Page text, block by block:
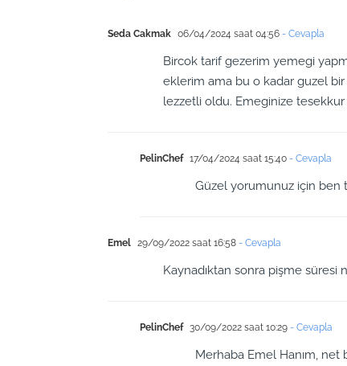
Seda Cakmak 06/04/2024 saat 04:56 - Cevapla
Bircok tarif gezerim yemegi
eklerim ama bu o kadar guzel
lezzetli oldu. Emeginize
PelinChef 17/04/2024 saat 15:40 - Cevapla
Güzel yorumunuz için ben
Emel 29/09/2022 saat 16:58 - Cevapla
Kaynadıktan sonra pişme süresi
PelinChef 30/09/2022 saat 10:29 - Cevapla
Merhaba Emel Hanım,